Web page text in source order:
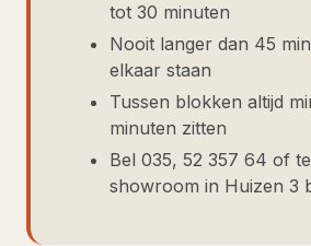
tot 30 minuten
Nooit langer dan 45
elkaar staan
Tussen blokken altijd
minuten zitten
Bel 035, 52 357 64 of
showroom in Huizen 3